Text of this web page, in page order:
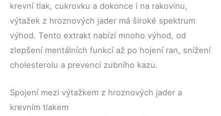
krevní tlak, cukrovku a dokonce i na rakovinu,
výtažek z hroznových jader má široké spektrum
výhod. Tento extrakt nabízí mnoho výhod, od
zlepšení mentálních funkcí až po hojení ran, snížení
cholesterolu a prevenci zubního kazu.
Spojení mezi výtažkem z hroznových jader a
krevním tlakem